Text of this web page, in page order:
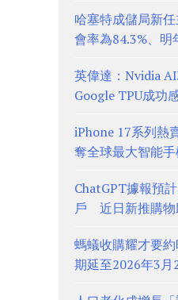
哈塞特成儲局新
會率為84.3%、明
英偉達：Nvidia
Google TPU成功
iPhone 17系列熱
奪全球最大智能
ChatGPT據報預
戶 近日新推購物
螞蟻收購耀才要
期延至2026年3月